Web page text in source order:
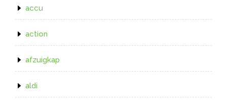
accu
action
afzuigkap
aldi